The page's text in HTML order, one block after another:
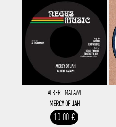
ALBERT MALAWI
MERCY OF JAH
10.00 €